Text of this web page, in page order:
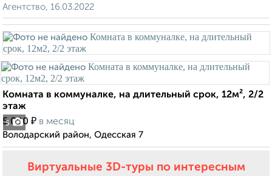
Агентство, 16.03.2022
5
Комната в коммуналке, на длительный срок, 12м², 2/2
этаж
5 000 ₽ в месяц
Володарский район, Одесская 7
Виртуальные 3D-туры по интересным